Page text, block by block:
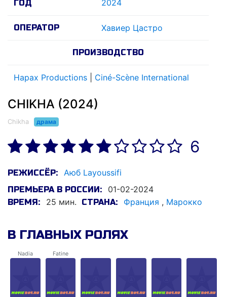
ГОД 2024
ОПЕРАТОР Xавиер Цастро
ПРОИЗВОДСТВО
Hapax Productions Ciné-Scène International
CHIKHA (2024)
Chikha драма
6
РЕЖИССЁР: Аюб Layoussifi
ПРЕМЬЕРА В РОССИИ: 01-02-2024
ВРЕМЯ: 25 мин. СТРАНА: Франция , Марокко
В ГЛАВНЫХ РОЛЯХ
Nadia Fatine